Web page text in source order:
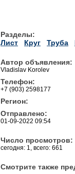
Разделы:
Лист
Круг Труба
Автор объявления:
Vladislav Korolev
Телефон:
+7 (903) 2598177
Регион:
Отправлено:
01-09-2022 09:54
Число просмотров:
сегодня: 1, всего: 661
Смотрите также